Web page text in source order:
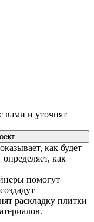
вами и уточнят
как будет
как
помогут
раскладку плитки